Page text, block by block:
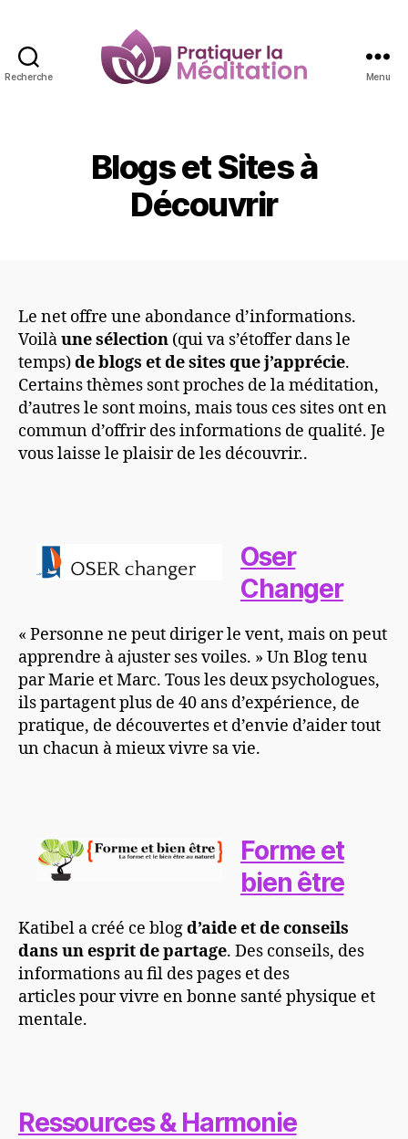
Recherche Menu
Blogs et Sites à
Découvrir
Le net offre une abondance d’informations.
Voilàune sélection (qui va s’étoffer dans le
temps)de blogs et de sites que j’apprécie.
Certains thèmes sont proches de la méditation,
d’autres le sont moins, mais tous ces sites ont en
commun d’offrir des informations de qualité. Je
vous laisse le plaisir de les découvrir..
Oser
Changer
« Personne ne peut diriger le vent, mais on peut
apprendre à ajuster ses voiles. » Un Blog tenu
par Marie et Marc. Tous les deux psychologues,
ils partagent plus de 40 ans d’expérience, de
pratique, de découvertes et d’envie d’aider tout
un chacun à mieux vivre sa vie.
Forme et
bien être
Katibel a créé ce blogd’aide et de conseils
dans un esprit de partage. Des conseils, des
informations au fil des pages et des
articles pour vivre en bonne santé physique et
mentale.
Ressources & Harmonie